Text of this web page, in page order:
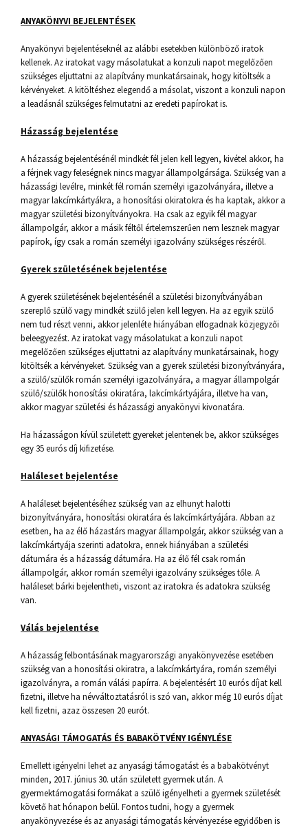
ANYAKÖNYVI BEJELENTÉSEK
Anyakönyvi bejelentéseknél az alábbi esetekben különböző iratok
kellenek. Az iratokat vagy másolatukat a konzuli napot megelőzően
szükséges eljuttatni az alapítvány munkatársainak, hogy kitöltsék a
kérvényeket. A kitöltéshez elegendő a másolat, viszont a konzuli napon
a leadásnál szükséges felmutatni az eredeti papírokat is.
Házasság bejelentése
A házasság bejelentésénél mindkét fél jelen kell legyen, kivétel akkor, ha
a férjnek vagy feleségnek nincs magyar állampolgársága. Szükség van a
házassági levélre, minkét fél román személyi igazolványára, illetve a
magyar lakcímkártyákra, a honosítási okiratokra és ha kaptak, akkor a
magyar születési bizonyítványokra. Ha csak az egyik fél magyar
állampolgár, akkor a másik féltől értelemszerűen nem lesznek magyar
papírok, így csak a román személyi igazolvány szükséges részéről.
Gyerek születésének bejelentése
A gyerek születésének bejelentésénél a születési bizonyítványában
szereplő szülő vagy mindkét szülő jelen kell legyen. Ha az egyik szülő
nem tud részt venni, akkor jelenléte hiányában elfogadnak közjegyzői
beleegyezést. Az iratokat vagy másolatukat a konzuli napot
megelőzően szükséges eljuttatni az alapítvány munkatársainak, hogy
kitöltsék a kérvényeket. Szükség van a gyerek születési bizonyítványára,
a szülő/szülők román személyi igazolványára, a magyar állampolgár
szülő/szülők honosítási okiratára, lakcímkártyájára, illetve ha van,
akkor magyar születési és házassági anyakönyvi kivonatára.
Ha házasságon kívül született gyereket jelentenek be, akkor szükséges
egy 35 eurós díj kifizetése.
Haláleset bejelentése
A haláleset bejelentéséhez szükség van az elhunyt halotti
bizonyítványára, honosítási okiratára és lakcímkártyájára. Abban az
esetben, ha az élő házastárs magyar állampolgár, akkor szükség van a
lakcímkártyája szerinti adatokra, ennek hiányában a születési
dátumára és a házasság dátumára. Ha az élő fél csak román
állampolgár, akkor román személyi igazolvány szükséges tőle. A
haláleset bárki bejelentheti, viszont az iratokra és adatokra szükség
van.
Válás bejelentése
A házasság felbontásának magyarországi anyakönyvezése esetében
szükség van a honosítási okiratra, a lakcímkártyára, román személyi
igazolványra, a román válási papírra. A bejelentésért 10 eurós díjat kell
fizetni, illetve ha névváltoztatásról is szó van, akkor még 10 eurós díjat
kell fizetni, azaz összesen 20 eurót.
ANYASÁGI TÁMOGATÁS ÉS BABAKÖTVÉNY IGÉNYLÉSE
Emellett igényelni lehet az anyasági támogatást és a babakötvényt
minden, 2017. június 30. után született gyermek után. A
gyermektámogatási formákat a szülő igényelheti a gyermek születését
követő hat hónapon belül. Fontos tudni, hogy a gyermek
anyakönyvezése és az anyasági támogatás kérvényezése egyidőben is